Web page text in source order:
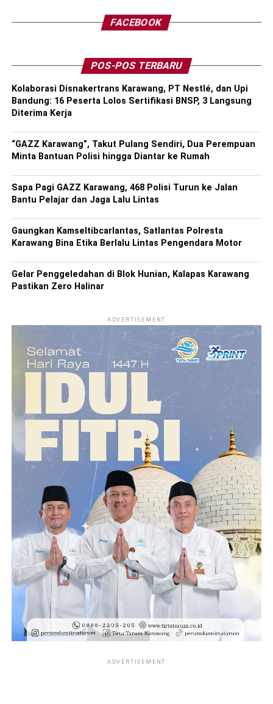
FACEBOOK
POS-POS TERBARU
Kolaborasi Disnakertrans Karawang, PT Nestlé, dan Upi
Bandung: 16 Peserta Lolos Sertifikasi BNSP, 3 Langsung
Diterima Kerja
“GAZZ Karawang”, Takut Pulang Sendiri, Dua Perempuan
Minta Bantuan Polisi hingga Diantar ke Rumah
Sapa Pagi GAZZ Karawang, 468 Polisi Turun ke Jalan
Bantu Pelajar dan Jaga Lalu Lintas
Gaungkan Kamseltibcarlantas, Satlantas Polresta
Karawang Bina Etika Berlalu Lintas Pengendara Motor
Gelar Penggeledahan di Blok Hunian, Kalapas Karawang
Pastikan Zero Halinar
ADVERTISEMENT
ADVERTISEMENT